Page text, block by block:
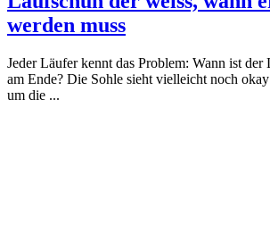
werden muss
Jeder Läufer kennt das Problem: Wann ist
am Ende? Die Sohle sieht vielleicht noch
um die ...